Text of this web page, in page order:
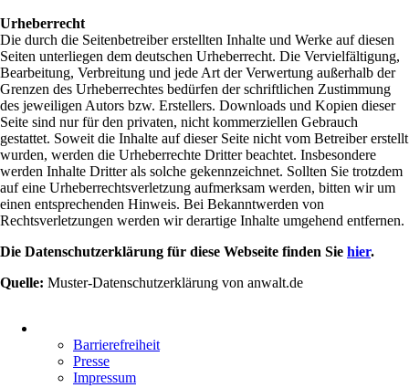
Urheberrecht
Die durch die Seitenbetreiber erstellten Inhalte und Werke auf diesen
Seiten unterliegen dem deutschen Urheberrecht. Die Vervielfältigung,
Bearbeitung, Verbreitung und jede Art der Verwertung außerhalb der
Grenzen des Urheberrechtes bedürfen der schriftlichen Zustimmung
des jeweiligen Autors bzw. Erstellers. Downloads und Kopien dieser
Seite sind nur für den privaten, nicht kommerziellen Gebrauch
gestattet. Soweit die Inhalte auf dieser Seite nicht vom Betreiber erstellt
wurden, werden die Urheberrechte Dritter beachtet. Insbesondere
werden Inhalte Dritter als solche gekennzeichnet. Sollten Sie trotzdem
auf eine Urheberrechtsverletzung aufmerksam werden, bitten wir um
einen entsprechenden Hinweis. Bei Bekanntwerden von
Rechtsverletzungen werden wir derartige Inhalte umgehend entfernen.
Die Datenschutzerklärung für diese Webseite finden Sie hier.
Quelle: Muster-Datenschutzerklärung von anwalt.de
überspringen
Barrierefreiheit
Presse
Impressum